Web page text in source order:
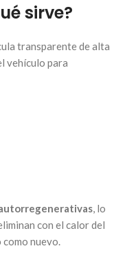
sirve?
transparente de alta
vehículo para
, lo
con el calor del
nuevo.